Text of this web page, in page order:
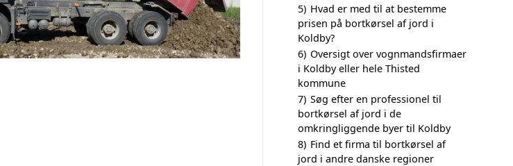
5) Hvad er med til at bestemme
prisen på bortkørsel af jord i
Koldby?
6) Oversigt over vognmandsfirmaer
i Koldby eller hele Thisted
kommune
7) Søg efter en professionel til
bortkørsel af jord i de
omkringliggende byer til Koldby
8) Find et firma til bortkørsel af
jord i andre danske regioner